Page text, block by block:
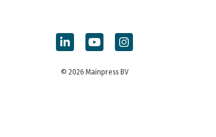
© 2026 Mainpress BV